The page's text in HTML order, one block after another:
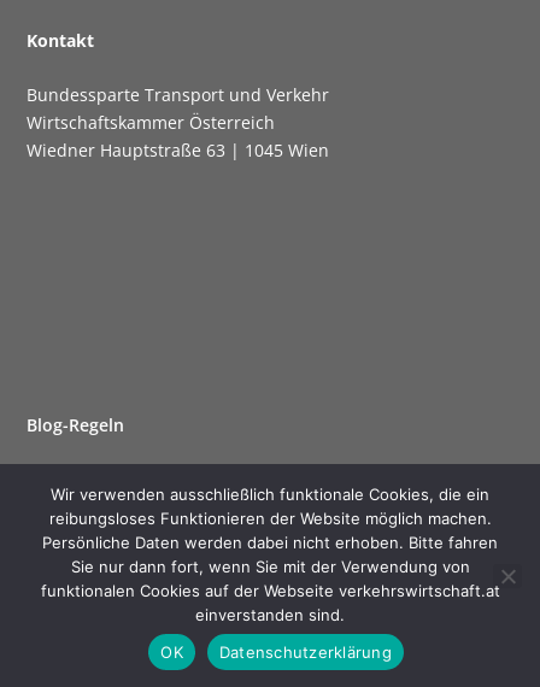
Kon­takt
Bun­des­spar­te Trans­port und Verkehr
Wirt­schafts­kam­mer Österreich
Wied­ner Haupt­stra­ße 63 | 1045 Wien
Blog-Regeln
Copyright 2026 © WKO Transport - Verkehr All Rights
Reserved
Daten­schutz­er­klä­rung
Impres­sum
Offen­le­gung nach § 25 Mediengesetz
Wir verwenden ausschließlich funktionale Cookies, die ein
reibungsloses Funktionieren der Website möglich machen.
Persönliche Daten werden dabei nicht erhoben. Bitte fahren
Sie nur dann fort, wenn Sie mit der Verwendung von
funktionalen Cookies auf der Webseite verkehrswirtschaft.at
einverstanden sind.
OK
Datenschutzerklärung